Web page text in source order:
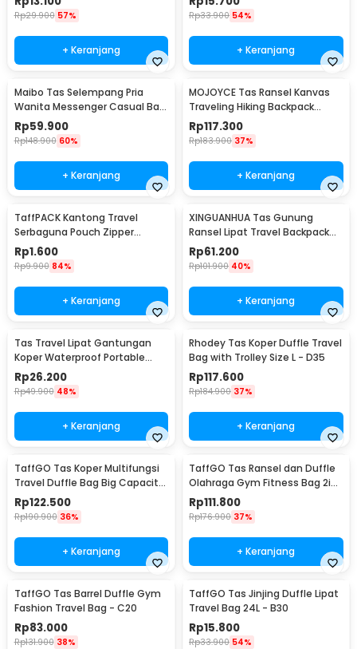
Rp29.900 57%
+ Keranjang
Rp33.900 54%
+ Keranjang
Maibo Tas Selempang Pria
Wanita Messenger Casual Bag
Canvas Printing - 1125
Rp59.900
Rp148.900 60%
+ Keranjang
MOJOYCE Tas Ransel Kanvas
Traveling Hiking Backpack
Oxford Waterproof - MJ700
Rp117.300
Rp183.900 37%
+ Keranjang
TaffPACK Kantong Travel
Serbaguna Pouch Zipper
Organizer 1 PCS - CC-003
Rp1.600
Rp9.900 84%
+ Keranjang
XINGUANHUA Tas Gunung
Ransel Lipat Travel Backpack
Waterproof 17L - GC17
Rp61.200
Rp101.900 40%
+ Keranjang
Tas Travel Lipat Gantungan
Koper Waterproof Portable
Folding Bag 32L - SW1014
Rp26.200
Rp49.900 48%
+ Keranjang
Rhodey Tas Koper Duffle Travel
Bag with Trolley Size L - D35
Rp117.600
Rp184.900 37%
+ Keranjang
TaffGO Tas Koper Multifungsi
Travel Duffle Bag Big Capacity
3 Concept Eyes - D30
Rp122.500
Rp190.900 36%
+ Keranjang
TaffGO Tas Ransel dan Duffle
Olahraga Gym Fitness Bag 2in1
Polyester - T90
Rp111.800
Rp176.900 37%
+ Keranjang
TaffGO Tas Barrel Duffle Gym
Fashion Travel Bag - C20
Rp83.000
Rp131.900 38%
TaffGO Tas Jinjing Duffle Lipat
Travel Bag 24L - B30
Rp15.800
Rp33.900 54%